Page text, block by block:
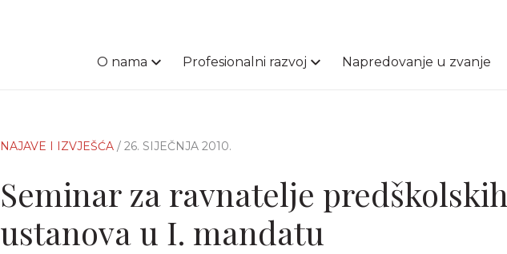
O nama Profesionalni razvoj Napredovanje u zvanje
NAJAVE I IZVJEŠĆA / 26. SIJEČNJA 2010.
Seminar za ravnatelje predškolskih
ustanova u I. mandatu